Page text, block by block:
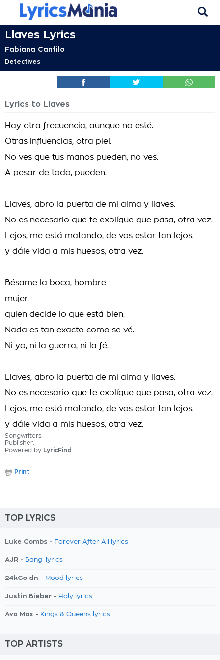
Llaves Lyrics
Fabiana Cantilo
Detectives
Lyrics to Llaves
Hay otra frecuencia, aunque no esté.
Otras influencias, otra piel.
No ves que tus manos pueden, no ves.
A pesar de todo, pueden.
Llaves, abro la puerta de mi alma y llaves.
No es necesario que te explíque que pasa, otra vez.
Lejos, me está matando, de vos estar tan lejos.
y dále vida a mis huesos, otra vez.
Bésame la boca, hombre
mujer.
quien decide lo que está bien.
Nada es tan exacto como se vé.
Ni yo, ni la guerra, ni la fé.
Llaves, abro la puerta de mi alma y llaves.
No es necesario que te explíque que pasa, otra vez.
Lejos, me está matando, de vos estar tan lejos.
y dále vida a mis huesos, otra vez.
Songwriters:
Publisher:
Powered by LyricFind
Print
TOP LYRICS
Luke Combs - Forever After All lyrics
AJR - Bang! lyrics
24kGoldn - Mood lyrics
Justin Bieber - Holy lyrics
Ava Max - Kings & Queens lyrics
TOP ARTISTS